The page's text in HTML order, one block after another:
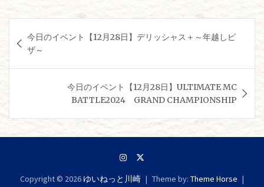
稿
ナ
ー
シ
ン
今日のイベント【12月28日】デリッシャス＋～年越しピ
ザ～
今日のイベント【12月28日】ULTIMATE MC
BATTLE2024 GRAND CHAMPIONSHIP
Copyright © 2026 ゆいねっと川崎 Theme by: Theme Horse